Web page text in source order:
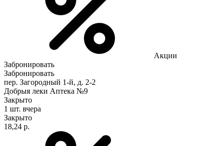
Акции
Забронировать
Забронировать
пер. Загородный 1-й, д. 2-2
Добрыя леки Аптека №9
Закрыто
1 шт. вчера
Закрыто
18,24 р.